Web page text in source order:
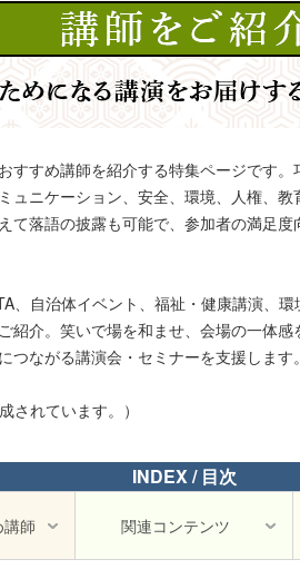
すすめ講師を紹介する特集ページです
ニケーション、安全、環境、人権、
て落語の披露も可能で、参加者の満足
、自治体イベント、福祉・健康講演、
紹介。笑いで場を和ませ、会場の一体
ながる講演会・セミナーを支援します。
されています。）
INDEX / 目次
師 関連コンテンツ